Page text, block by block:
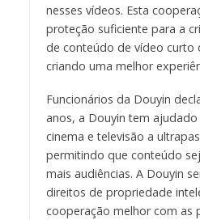
nesses vídeos. Esta
proteção suficiente para a
de conteúdo de vídeo curto
criando uma melhor
Funcionários da Douyin
anos, a Douyin tem
cinema e televisão a
permitindo que conteúdo
mais audiências. A Douyin
direitos de propriedade
cooperação melhor com as